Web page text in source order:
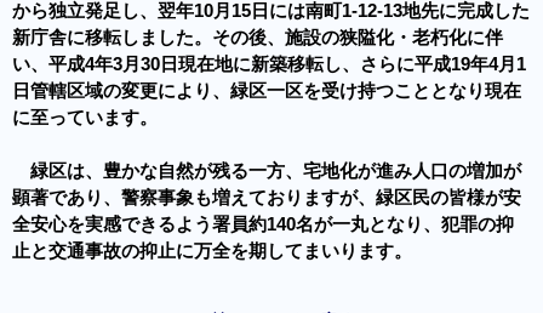
から独立発足し、翌年10月15日には南町1-12-13地先に完成した
新庁舎に移転しました。その後、施設の狭隘化・老朽化に伴
い、平成4年3月30日現在地に新築移転し、さらに平成19年4月1
日管轄区域の変更により、緑区一区を受け持つこととなり現在
に至っています。
緑区は、豊かな自然が残る一方、宅地化が進み人口の増加が
顕著であり、警察事象も増えておりますが、緑区民の皆様が安
全安心を実感できるよう署員約140名が一丸となり、犯罪の抑
止と交通事故の抑止に万全を期してまいります。